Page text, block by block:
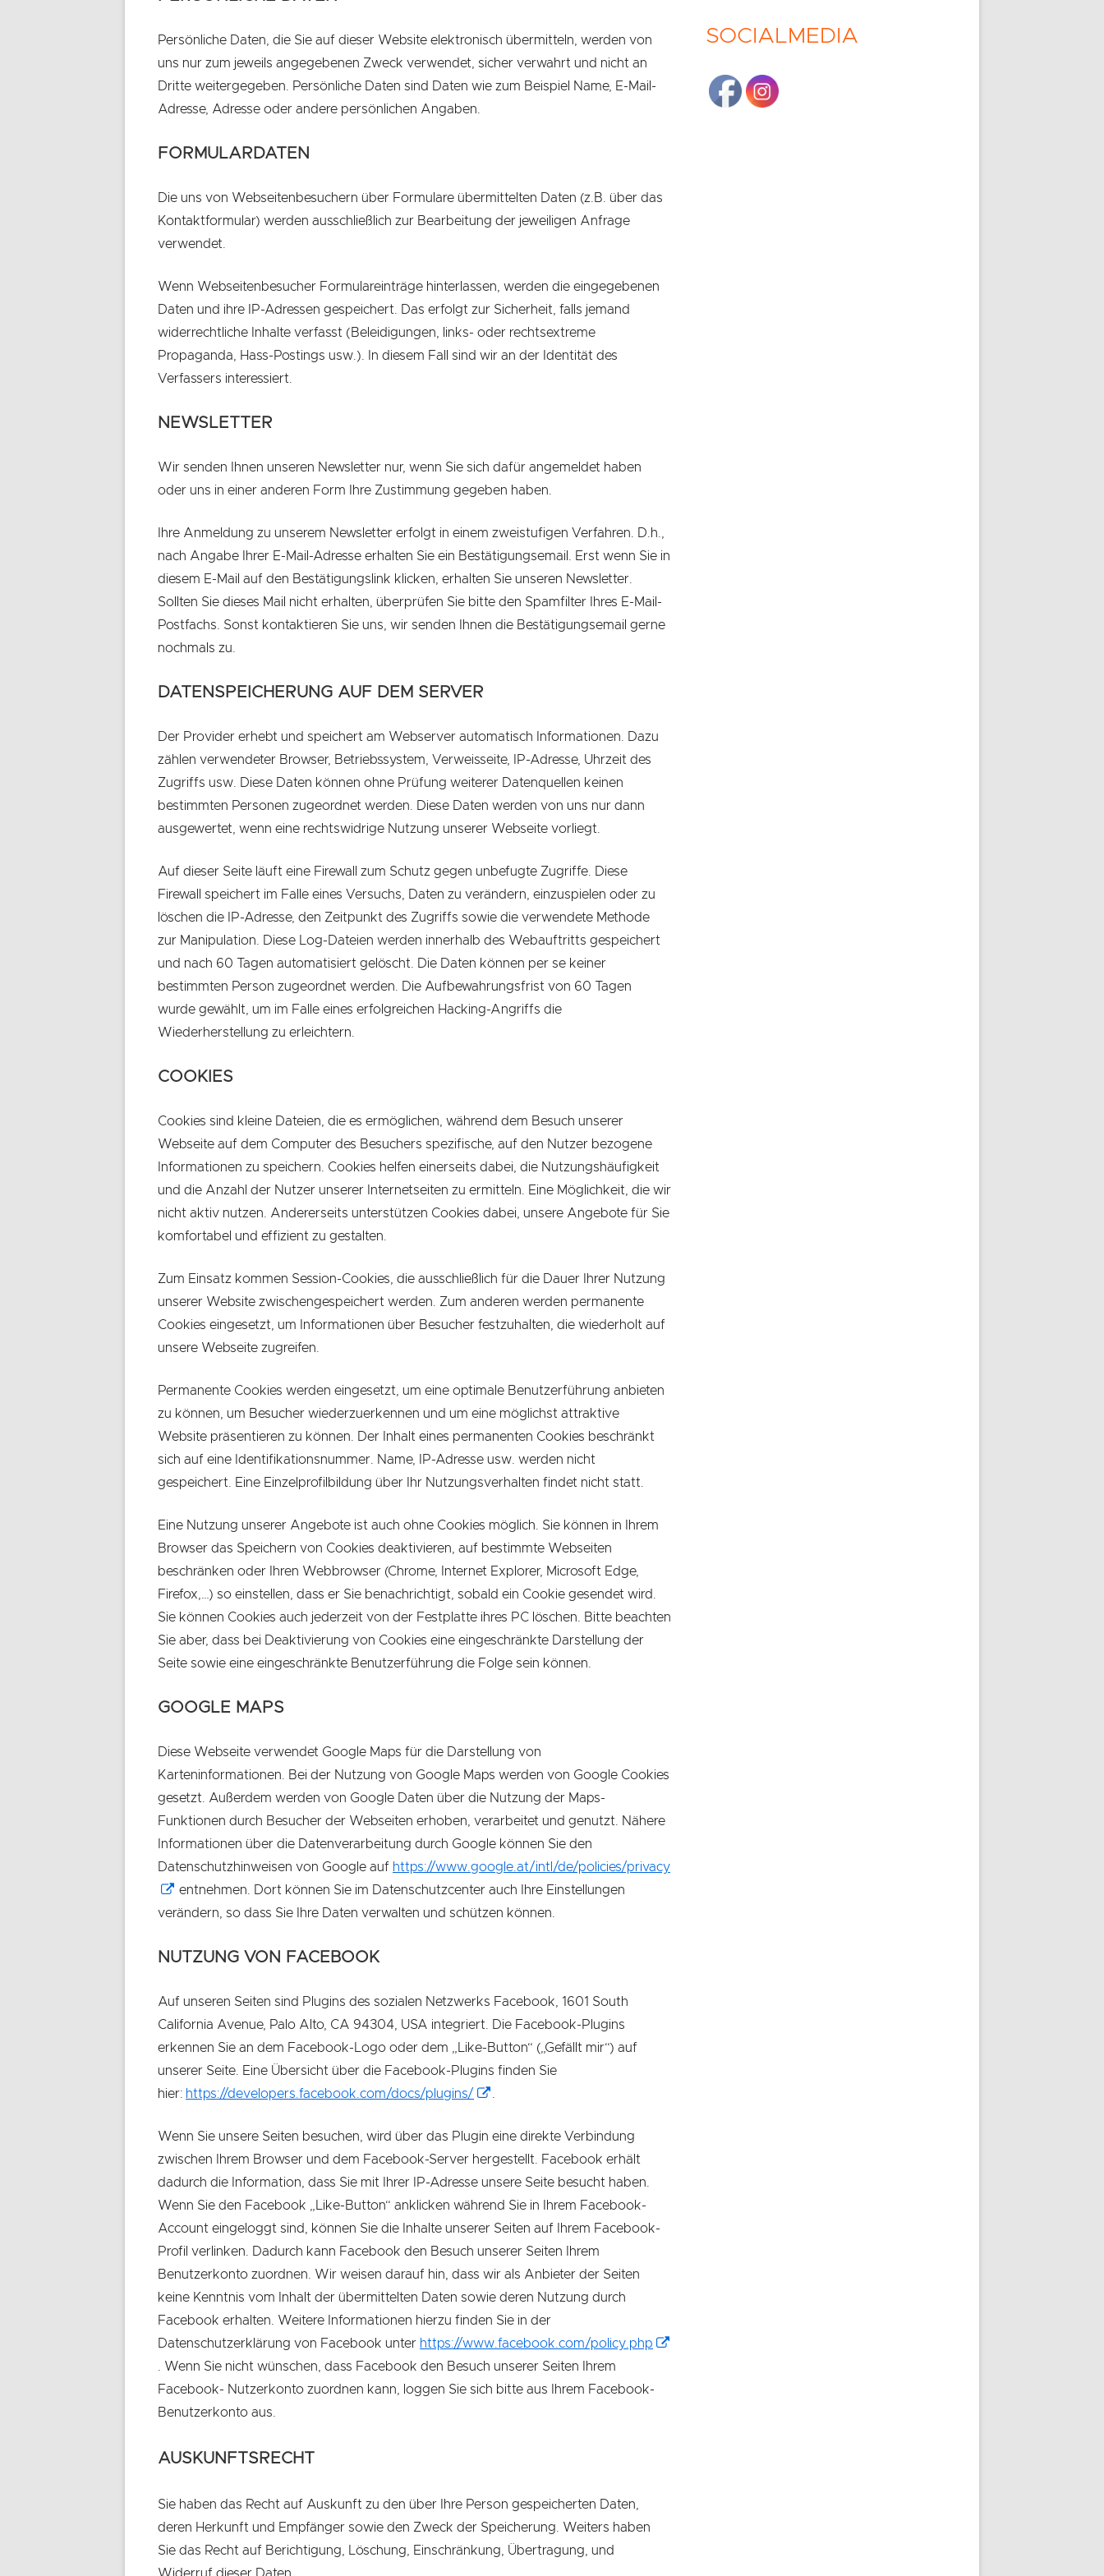
Persönliche Daten, die Sie auf dieser Website elektronisch übermitteln, werden von
uns nur zum jeweils angegebenen Zweck verwendet, sicher verwahrt und nicht an
Dritte weitergegeben. Persönliche Daten sind Daten wie zum Beispiel Name, E-Mail-
Adresse, Adresse oder andere persönlichen Angaben.
FORMULARDATEN
Die uns von Webseitenbesuchern über Formulare übermittelten Daten (z.B. über das
Kontaktformular) werden ausschließlich zur Bearbeitung der jeweiligen Anfrage
verwendet.
Wenn Webseitenbesucher Formulareinträge hinterlassen, werden die eingegebenen
Daten und ihre IP-Adressen gespeichert. Das erfolgt zur Sicherheit, falls jemand
widerrechtliche Inhalte verfasst (Beleidigungen, links- oder rechtsextreme
Propaganda, Hass-Postings usw.). In diesem Fall sind wir an der Identität des
Verfassers interessiert.
NEWSLETTER
Wir senden Ihnen unseren Newsletter nur, wenn Sie sich dafür angemeldet haben
oder uns in einer anderen Form Ihre Zustimmung gegeben haben.
Ihre Anmeldung zu unserem Newsletter erfolgt in einem zweistufigen Verfahren. D.h.,
nach Angabe Ihrer E-Mail-Adresse erhalten Sie ein Bestätigungsemail. Erst wenn Sie in
diesem E-Mail auf den Bestätigungslink klicken, erhalten Sie unseren Newsletter.
Sollten Sie dieses Mail nicht erhalten, überprüfen Sie bitte den Spamfilter Ihres E-Mail-
Postfachs. Sonst kontaktieren Sie uns, wir senden Ihnen die Bestätigungsemail gerne
nochmals zu.
DATENSPEICHERUNG AUF DEM SERVER
Der Provider erhebt und speichert am Webserver automatisch Informationen. Dazu
zählen verwendeter Browser, Betriebssystem, Verweisseite, IP-Adresse, Uhrzeit des
Zugriffs usw. Diese Daten können ohne Prüfung weiterer Datenquellen keinen
bestimmten Personen zugeordnet werden. Diese Daten werden von uns nur dann
ausgewertet, wenn eine rechtswidrige Nutzung unserer Webseite vorliegt.
Auf dieser Seite läuft eine Firewall zum Schutz gegen unbefugte Zugriffe. Diese
Firewall speichert im Falle eines Versuchs, Daten zu verändern, einzuspielen oder zu
löschen die IP-Adresse, den Zeitpunkt des Zugriffs sowie die verwendete Methode
zur Manipulation. Diese Log-Dateien werden innerhalb des Webauftritts gespeichert
und nach 60 Tagen automatisiert gelöscht. Die Daten können per se keiner
bestimmten Person zugeordnet werden. Die Aufbewahrungsfrist von 60 Tagen
wurde gewählt, um im Falle eines erfolgreichen Hacking-Angriffs die
Wiederherstellung zu erleichtern.
COOKIES
Cookies sind kleine Dateien, die es ermöglichen, während dem Besuch unserer
Webseite auf dem Computer des Besuchers spezifische, auf den Nutzer bezogene
Informationen zu speichern. Cookies helfen einerseits dabei, die Nutzungshäufigkeit
und die Anzahl der Nutzer unserer Internetseiten zu ermitteln. Eine Möglichkeit, die wir
nicht aktiv nutzen. Andererseits unterstützen Cookies dabei, unsere Angebote für Sie
komfortabel und effizient zu gestalten.
Zum Einsatz kommen Session-Cookies, die ausschließlich für die Dauer Ihrer Nutzung
unserer Website zwischengespeichert werden. Zum anderen werden permanente
Cookies eingesetzt, um Informationen über Besucher festzuhalten, die wiederholt auf
unsere Webseite zugreifen.
Permanente Cookies werden eingesetzt, um eine optimale Benutzerführung anbieten
zu können, um Besucher wiederzuerkennen und um eine möglichst attraktive
Website präsentieren zu können. Der Inhalt eines permanenten Cookies beschränkt
sich auf eine Identifikationsnummer. Name, IP-Adresse usw. werden nicht
gespeichert. Eine Einzelprofilbildung über Ihr Nutzungsverhalten findet nicht statt.
Eine Nutzung unserer Angebote ist auch ohne Cookies möglich. Sie können in Ihrem
Browser das Speichern von Cookies deaktivieren, auf bestimmte Webseiten
beschränken oder Ihren Webbrowser (Chrome, Internet Explorer, Microsoft Edge,
Firefox,…) so einstellen, dass er Sie benachrichtigt, sobald ein Cookie gesendet wird.
Sie können Cookies auch jederzeit von der Festplatte ihres PC löschen. Bitte beachten
Sie aber, dass bei Deaktivierung von Cookies eine eingeschränkte Darstellung der
Seite sowie eine eingeschränkte Benutzerführung die Folge sein können.
GOOGLE MAPS
Diese Webseite verwendet Google Maps für die Darstellung von
Karteninformationen. Bei der Nutzung von Google Maps werden von Google Cookies
gesetzt. Außerdem werden von Google Daten über die Nutzung der Maps-
Funktionen durch Besucher der Webseiten erhoben, verarbeitet und genutzt. Nähere
Informationen über die Datenverarbeitung durch Google können Sie den
Datenschutzhinweisen von Google auf https://www.google.at/intl/de/policies/privacy
In
neuem
öffnen
entnehmen. Dort können Sie im Datenschutzcenter auch Ihre Einstellungen
verändern, so dass Sie Ihre Daten verwalten und schützen können.
NUTZUNG VON FACEBOOK
Auf unseren Seiten sind Plugins des sozialen Netzwerks Facebook, 1601 South
California Avenue, Palo Alto, CA 94304, USA integriert. Die Facebook-Plugins
erkennen Sie an dem Facebook-Logo oder dem „Like-Button“ („Gefällt mir“) auf
unserer Seite. Eine Übersicht über die Facebook-Plugins finden Sie
hier: https://developers.facebook.com/docs/plugins/
Fenster
öffnen
Wenn Sie unsere Seiten besuchen, wird über das Plugin eine direkte Verbindung
zwischen Ihrem Browser und dem Facebook-Server hergestellt. Facebook erhält
dadurch die Information, dass Sie mit Ihrer IP-Adresse unsere Seite besucht haben.
Wenn Sie den Facebook „Like-Button“ anklicken während Sie in Ihrem Facebook-
Account eingeloggt sind, können Sie die Inhalte unserer Seiten auf Ihrem Facebook-
Profil verlinken. Dadurch kann Facebook den Besuch unserer Seiten Ihrem
Benutzerkonto zuordnen. Wir weisen darauf hin, dass wir als Anbieter der Seiten
keine Kenntnis vom Inhalt der übermittelten Daten sowie deren Nutzung durch
Facebook erhalten. Weitere Informationen hierzu finden Sie in der
Datenschutzerklärung von Facebook unter https://www.facebook.com/policy.php
In
neuem
Fenster
. Wenn Sie nicht wünschen, dass Facebook den Besuch unserer Seiten Ihrem
Facebook- Nutzerkonto zuordnen kann, loggen Sie sich bitte aus Ihrem Facebook-
Benutzerkonto aus.
AUSKUNFTSRECHT
Sie haben das Recht auf Auskunft zu den über Ihre Person gespeicherten Daten,
deren Herkunft und Empfänger sowie den Zweck der Speicherung. Weiters haben
Sie das Recht auf Berichtigung, Löschung, Einschränkung, Übertragung, und
SOCIALMEDIA